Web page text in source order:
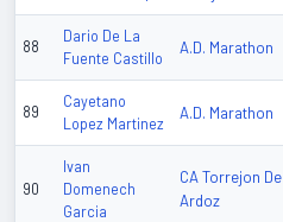
88
Dario De La
Fuente Castillo
A.D. Marathon
89
Cayetano
Lopez Martinez
A.D. Marathon
90
Ivan
Domenech
Garcia
CA Torrejon De
Ardoz